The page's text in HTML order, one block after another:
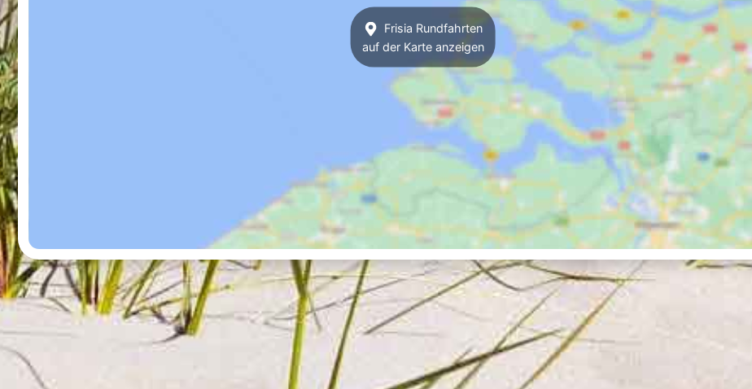
Frisia Rundfahrten
auf der Karte anzeigen